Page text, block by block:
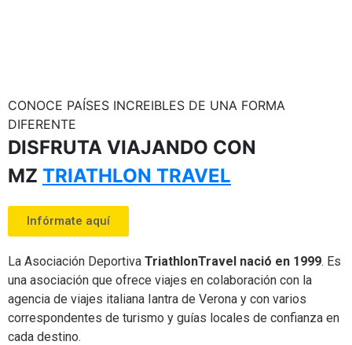
CONOCE PAÍSES INCREIBLES DE UNA FORMA
DIFERENTE
DISFRUTA VIAJANDO CON
MZ TRIATHLON TRAVEL
Infórmate aquí
La Asociación Deportiva TriathlonTravel nació en 1999. Es
una asociación que ofrece viajes en colaboración con la
agencia de viajes italiana Iantra de Verona y con varios
correspondentes de turismo y guías locales de confianza en
cada destino.